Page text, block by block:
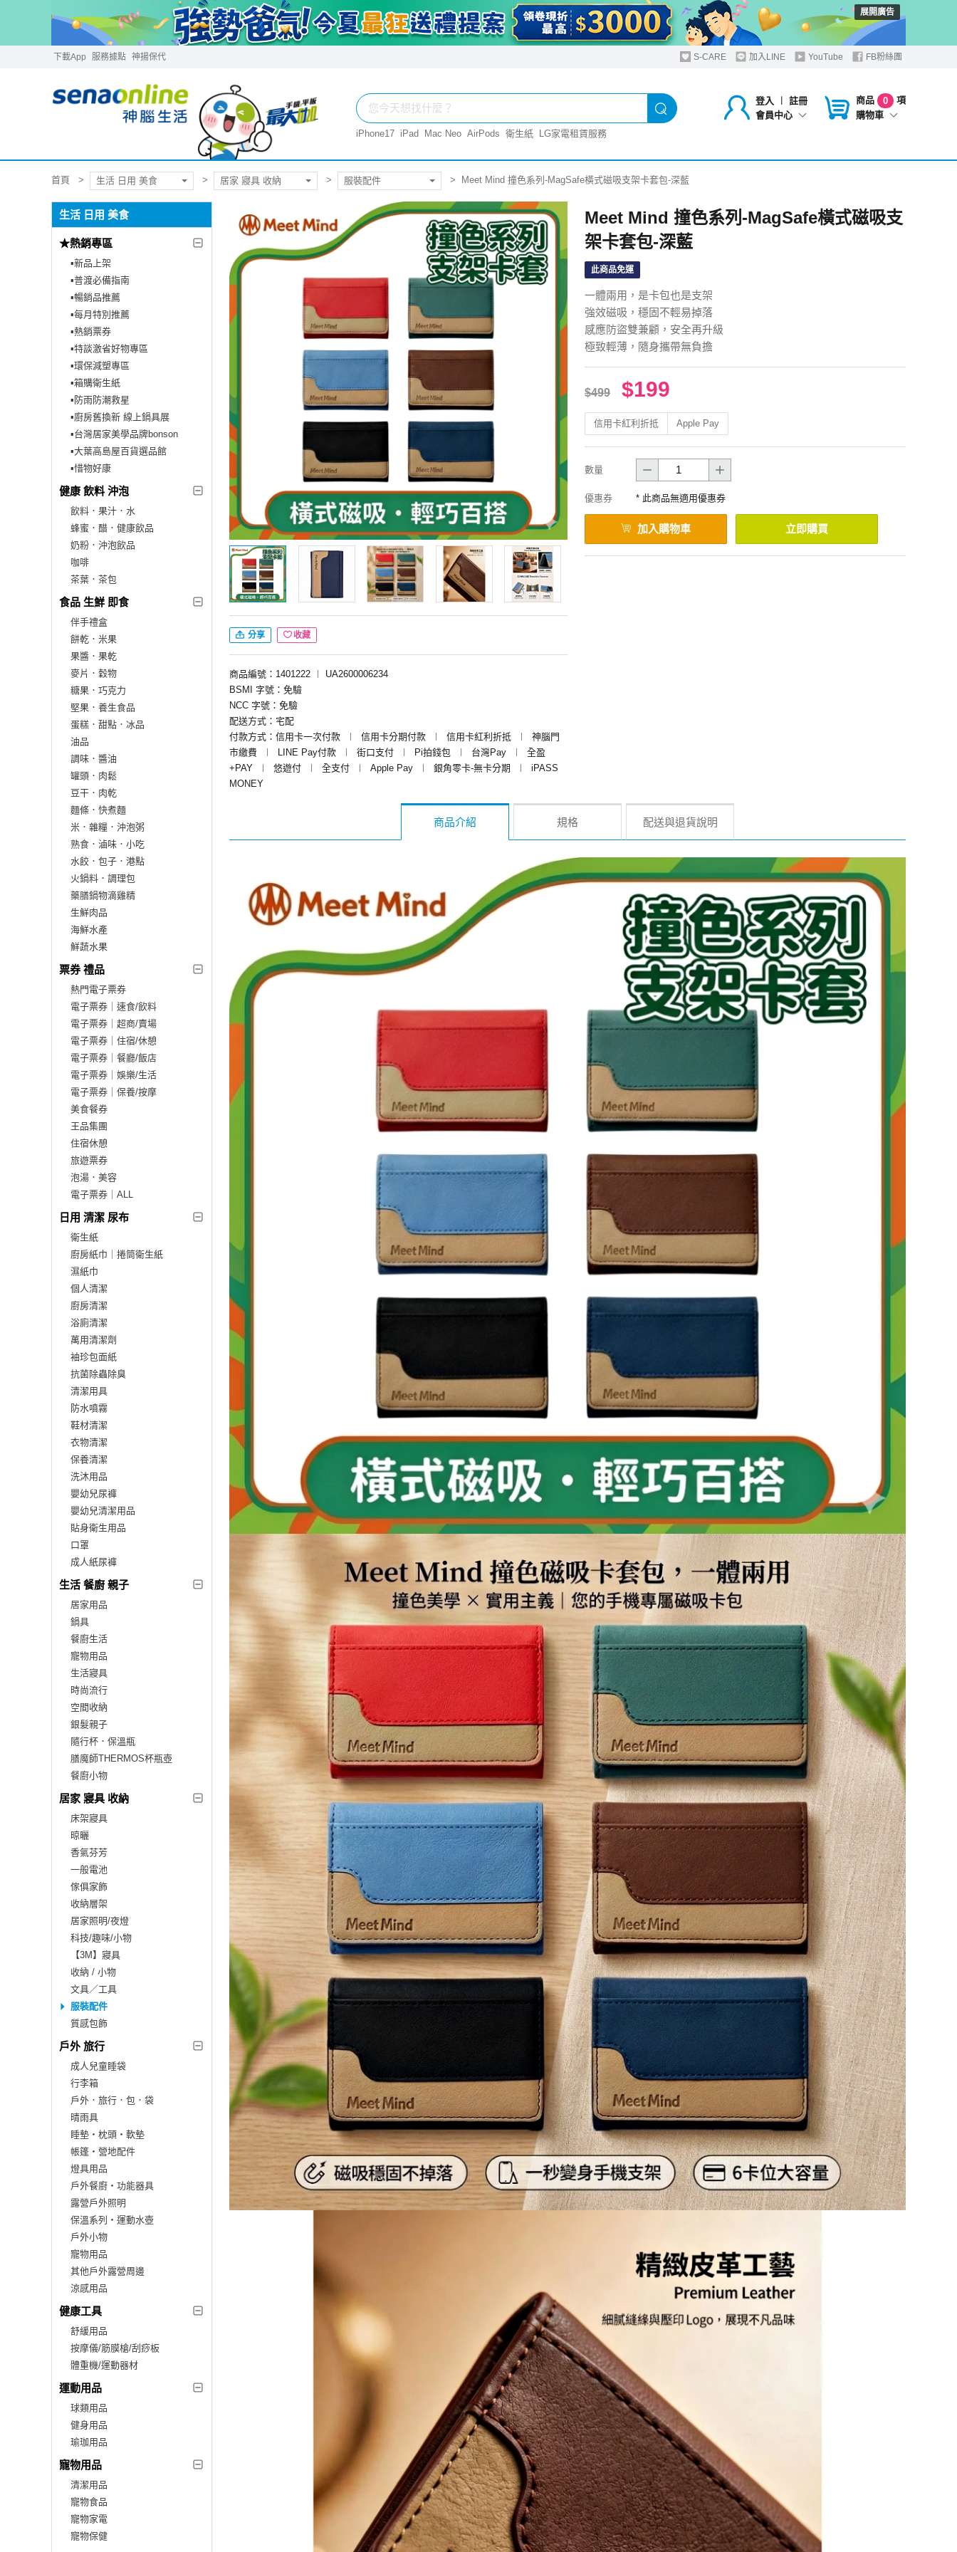
展開廣告
下載App 服務據點 神揚保代 S-CARE 加入LINE YouTube FB粉絲團
登入 ︱
註冊
會員中心
商品 0
項
購物車
iPhone17 iPad Mac Neo AirPods 衛生紙 LG家電租賃服務
首頁 生活 日用 美食 居家 寢具 收納 服裝配件 Meet Mind 撞色系列-MagSafe橫式磁吸支架卡套包-深藍
生活 日用 美食
★熱銷專區
▪︎新品上架
▪︎普渡必備指南
▪︎暢銷品推薦
▪︎每月特別推薦
▪︎熱銷票券
▪︎特談激省好物專區
▪︎環保減塑專區
▪︎箱購衛生紙
▪︎防雨防潮救星
▪︎廚房舊換新 線上鍋具展
▪︎台灣居家美學品牌bonson
▪︎大葉高島屋百貨選品館
▪︎惜物好康
健康 飲料 沖泡
飲料．果汁．水
蜂蜜．醋．健康飲品
奶粉．沖泡飲品
咖啡
茶葉．茶包
食品 生鮮 即食
伴手禮盒
餅乾．米果
果醬．果乾
麥片．穀物
糖果．巧克力
堅果．養生食品
蛋糕．甜點．冰品
油品
調味．醬油
罐頭．肉鬆
豆干．肉乾
麵條．快煮麵
米．雜糧．沖泡粥
熟食．滷味．小吃
水餃．包子．港點
火鍋料．調理包
藥膳鍋物滴雞精
生鮮肉品
海鮮水產
鮮蔬水果
票券 禮品
熱門電子票券
電子票券｜速食/飲料
電子票券｜超商/賣場
電子票券｜住宿/休憩
電子票券｜餐廳/飯店
電子票券｜娛樂/生活
電子票券｜保養/按摩
美食餐券
王品集團
住宿休憩
旅遊票券
泡湯．美容
電子票券｜ALL
日用 清潔 尿布
衛生紙
廚房紙巾｜捲筒衛生紙
濕紙巾
個人清潔
廚房清潔
浴廁清潔
萬用清潔劑
袖珍包面紙
抗菌除蟲除臭
清潔用具
防水噴霧
鞋材清潔
衣物清潔
保養清潔
洗沐用品
嬰幼兒尿褲
嬰幼兒清潔用品
貼身衛生用品
口罩
成人紙尿褲
生活 餐廚 親子
居家用品
鍋具
餐廚生活
寵物用品
生活寢具
時尚流行
空間收納
銀髮親子
隨行杯．保溫瓶
膳魔師THERMOS杯瓶壺
餐廚小物
居家 寢具 收納
床架寢具
晾曬
香氣芬芳
一般電池
傢俱家飾
收納層架
居家照明/夜燈
科技/趣味/小物
【3M】寢具
收納 / 小物
文具／工具
服裝配件
質感包飾
戶外 旅行
成人兒童睡袋
行李箱
戶外．旅行．包．袋
晴雨具
睡墊‧枕頭‧軟墊
帳篷‧營地配件
燈具用品
戶外餐廚‧功能器具
露營戶外照明
保溫系列‧運動水壺
戶外小物
寵物用品
其他戶外露營周邊
涼感用品
健康工具
舒緩用品
按摩儀/筋膜槍/刮痧板
體重機/運動器材
運動用品
球類用品
健身用品
瑜珈用品
寵物用品
清潔用品
寵物食品
寵物家電
寵物保健
分享 收藏
商品編號：1401222 ︱
UA2600006234
BSMI 字號：免驗
NCC 字號：免驗
配送方式：宅配
付款方式：信用卡一次付款
︱ 信用卡分期付款 ︱ 信用卡紅利折抵 ︱
神腦門
市繳費
︱ LINE Pay付款 ︱ 街口支付 ︱ Pi拍錢包 ︱ 台灣Pay ︱
全盈
+PAY
︱ 悠遊付 ︱ 全支付 ︱ Apple Pay ︱ 銀角零卡-無卡分期 ︱
iPASS
MONEY
Meet Mind 撞色系列-MagSafe橫式磁吸支
架卡套包-深藍
此商品免運
一體兩用，是卡包也是支架
強效磁吸，穩固不輕易掉落
感應防盜雙兼顧，安全再升級
極致輕薄，隨身攜帶無負擔
$499 $199
信用卡紅利折抵 Apple Pay
數量
優惠券 * 此商品無適用優惠券
加入購物車 立即購買
商品介紹 規格 配送與退貨說明